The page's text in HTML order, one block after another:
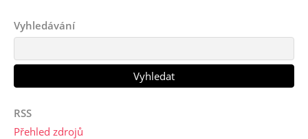
Vyhledávání
RSS
Přehled zdrojů